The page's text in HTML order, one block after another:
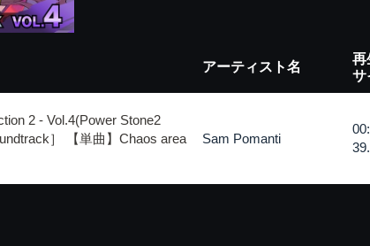
アーティスト名
再
サ
2 - Vol.4(Power Stone2
］ 【単曲】Chaos area
Sam Pomanti